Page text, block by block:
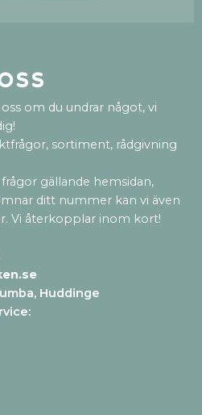
om du undrar något, vi
sortiment, rådgivning
gällande hemsidan,
ditt nummer kan vi även
Vi återkopplar inom kort!
Huddinge
: